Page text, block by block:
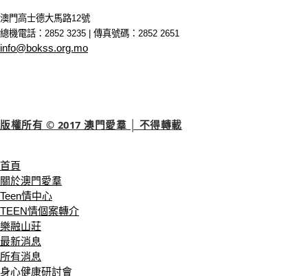
澳門高士德大馬路12號
總機電話：2852 3235 | 傳真號碼：2852 2651
info@bokss.org.mo
版權所有 © 2017 澳門愛羣 │ 不得轉載
首頁
關於澳門愛羣
Teen情中心
TEEN情個案轉介
樂融山莊
最新消息
所有消息
身心健康研討會